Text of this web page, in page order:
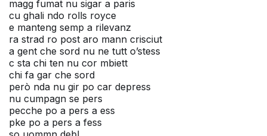
magg fumat nu sigar a paris
cu ghali ndo rolls royce
e manteng semp a rilevanz
ra strad ro post aro mann crisciut
a gent che sord nu ne tutt o’stess
c sta chi ten nu cor mbiett
chi fa gar che sord
però nda nu gir po car depress
nu cumpagn se pers
pecche po a pers a ess
pke po a pers a fess